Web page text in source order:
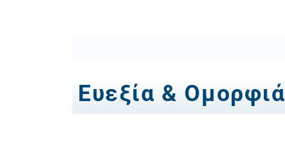
Ευεξία & Ομορφιά